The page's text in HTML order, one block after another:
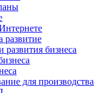
развитие
развития бизнеса
для производства